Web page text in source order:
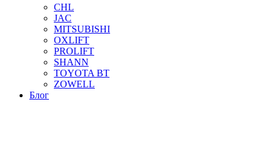
CHL
JAC
MITSUBISHI
OXLIFT
PROLIFT
SHANN
TOYOTA BT
ZOWELL
Блог